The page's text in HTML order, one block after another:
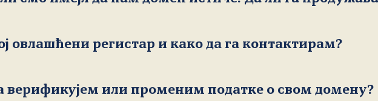
овлашћени регистар и како да га контактирам?
Списак
верификујем или променим податке о свом домену?